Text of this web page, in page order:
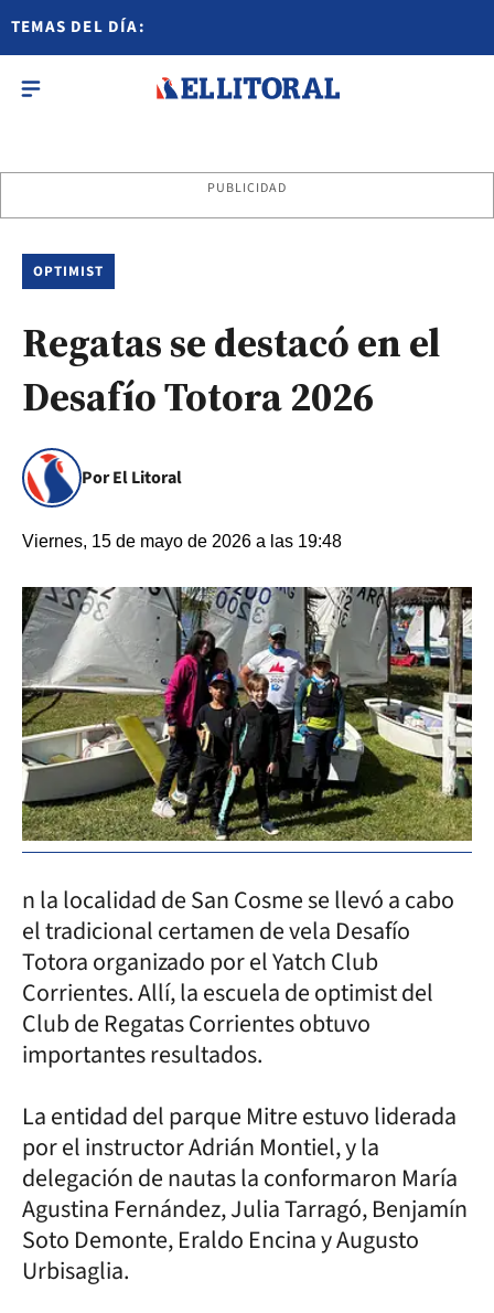
TEMAS DEL DÍA:
PUBLICIDAD
OPTIMIST
Regatas se destacó en el
Desafío Totora 2026
Por El Litoral
Viernes, 15 de mayo de 2026 a las 19:48
n la localidad de San Cosme se llevó a cabo
el tradicional certamen de vela Desafío
Totora organizado por el Yatch Club
Corrientes. Allí, la escuela de optimist del
Club de Regatas Corrientes obtuvo
importantes resultados.
La entidad del parque Mitre estuvo liderada
por el instructor Adrián Montiel, y la
delegación de nautas la conformaron María
Agustina Fernández, Julia Tarragó, Benjamín
Soto Demonte, Eraldo Encina y Augusto
Urbisaglia.